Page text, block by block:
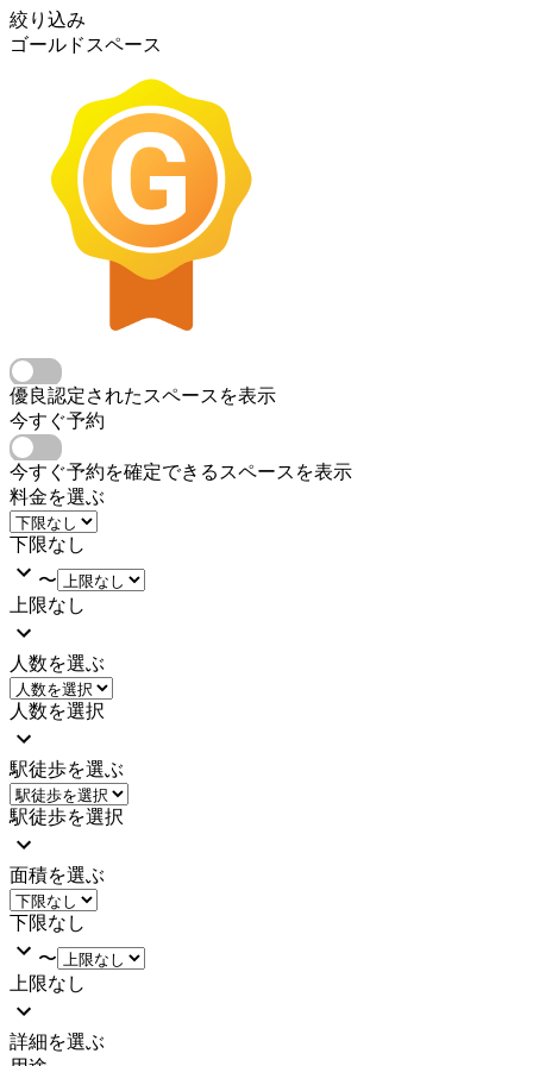
絞り込み
ゴールドスペース
優良認定されたスペースを表示
今すぐ予約
今すぐ予約を確定できるスペースを表示
料金を選ぶ
下限なし
〜
上限なし
人数を選ぶ
人数を選択
駅徒歩を選ぶ
駅徒歩を選択
面積を選ぶ
下限なし
〜
上限なし
詳細を選ぶ